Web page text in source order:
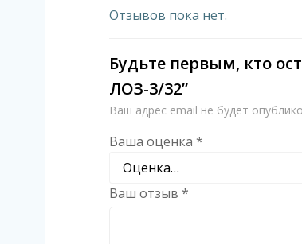
Отзывов пока нет.
Будьте первым, кто
ЛОЗ-3/32”
Ваш адрес email не будет
Ваша оценка *
Ваш отзыв *